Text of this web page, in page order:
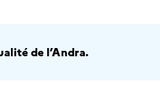
de l’Andra.